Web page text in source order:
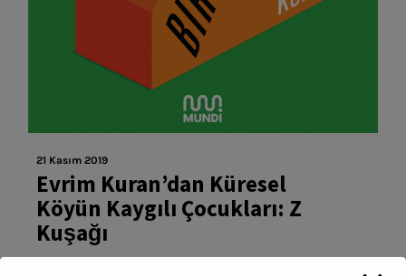
21 Kasım 2019
Evrim Kuran’dan Küresel
Köyün Kaygılı Çocukları: Z
Kuşağı